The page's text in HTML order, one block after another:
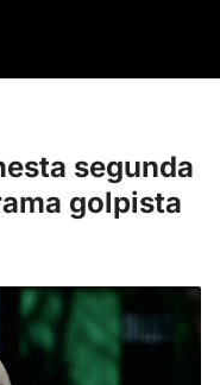
segunda
golpista